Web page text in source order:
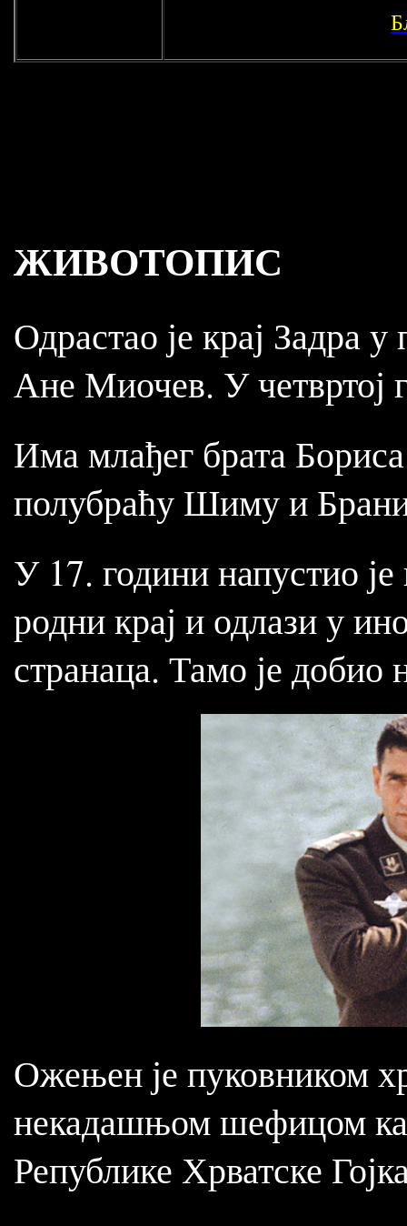
ЖИВОТОПИС
Одрастао је крај Задра
Ане Миочев. У четвртој
Има млађег брата
полубраћу Шиму и
У 17. години напустио
родни крај и одлази у
странаца. Тамо је добио
Ожењен је пуковником
некадашњом шефицом
Републике Хрватске